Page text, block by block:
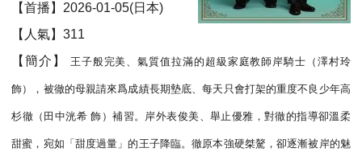
【首播】2026-01-05(日本)
【人氣】311
【簡介】 王子般完美、氣質值拉滿的超級家庭教師岸騎士（澤村玲
飾），被徹的母親請來爲成績長期墊底、每天只會打架的重度不良少年高
杉徹（田中洸希 飾）補習。岸外表俊美、舉止優雅，對徹的指導卻溫柔
甜蜜，宛如「甜度過量」的王子降臨。徹原本強硬桀驁，卻逐漸被岸的魅